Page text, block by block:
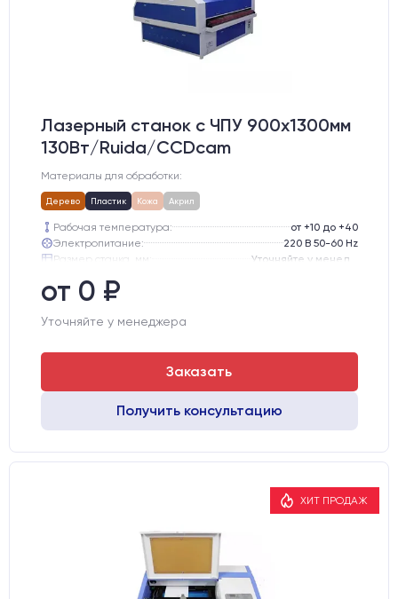
Лазерный станок c ЧПУ 900х1300мм
130Вт/Ruida/CCDcam
Материалы для обработки:
Дерево Пластик Кожа Акрил
Рабочая температура:
от +10 до +40
Электропитание:
220 В 50-60 Hz
Размер станка, мм:
Производитель лазерного излучателя:
от 0 ₽
Уточняйте у менеджера
Заказать
Получить консультацию
ХИТ ПРОДАЖ